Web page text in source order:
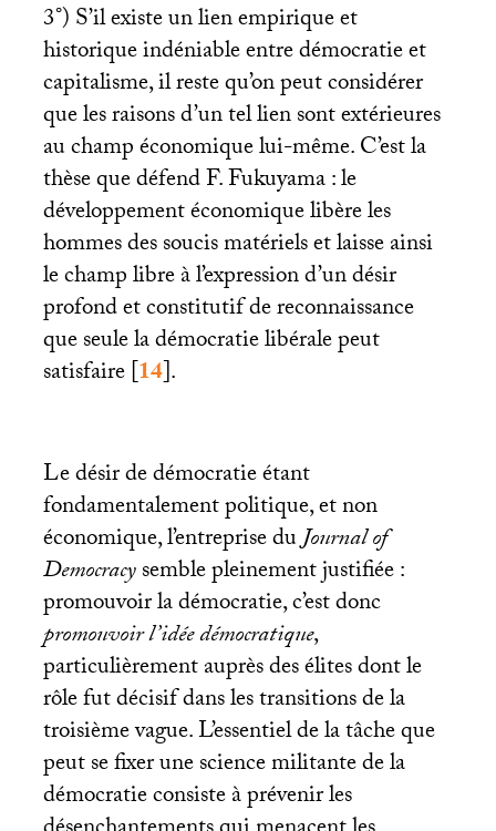
3°) S’il existe un lien empirique et
historique indéniable entre démocratie et
capitalisme, il reste qu’on peut considérer
que les raisons d’un tel lien sont extérieures
au champ économique lui-même. C’est la
thèse que défend F. Fukuyama : le
développement économique libère les
hommes des soucis matériels et laisse ainsi
le champ libre à l’expression d’un désir
profond et constitutif de reconnaissance
que seule la démocratie libérale peut
satisfaire[14].
Le désir de démocratie étant
fondamentalement politique, et non
économique, l’entreprise duJournal of
Democracysemble pleinement justifiée :
promouvoir la démocratie, c’est donc
promouvoir l’idée démocratique,
particulièrement auprès des élites dont le
rôle fut décisif dans les transitions de la
troisième vague. L’essentiel de la tâche que
peut se fixer une science militante de la
démocratie consiste à prévenir les